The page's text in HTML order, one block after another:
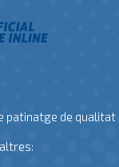
patinatge de qualitat